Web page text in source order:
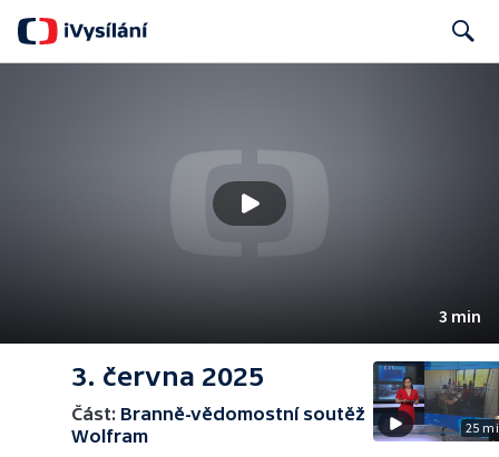
3 min
3. června 2025
Část: Branně-vědomostní soutěž
Wolfram
25